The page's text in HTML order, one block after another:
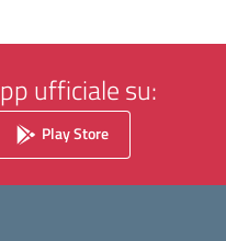
ufficiale su:
Play Store